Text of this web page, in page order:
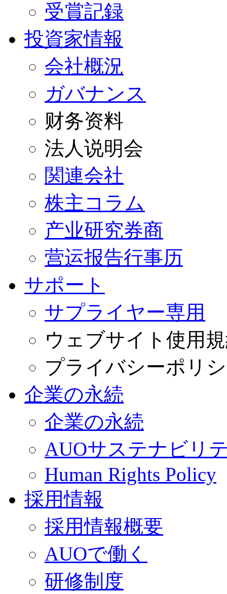
受賞記録
投資家情報
会社概況
ガバナンス
财务资料
法人说明会
関連会社
株主コラム
产业研究券商
营运报告行事历
サポート
サプライヤー専用
ウェブサイト使用
プライバシーポリ
企業の永続
企業の永続
AUOサステナビリ
Human Rights Policy
採用情報
採用情報概要
AUOで働く
研修制度